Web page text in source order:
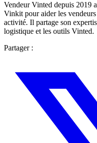
Vendeur Vinted depuis 2019
Vinkit pour aider les
activité. Il partage son
logistique et les outils Vinted.
Partager :